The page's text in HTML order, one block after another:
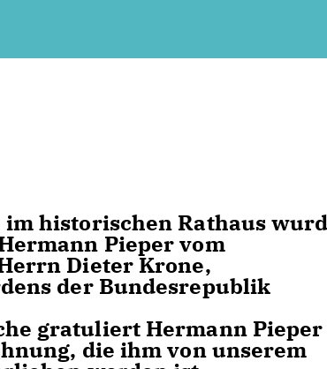
historischen Rathaus
Piepervom
Dieter Krone,
der Bundesrepublik
gratuliert Hermann Pieper
die ihm von unserem